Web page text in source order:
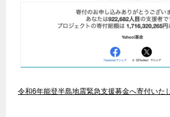
令和6年能登半島地震緊急支援募金へ寄付いた